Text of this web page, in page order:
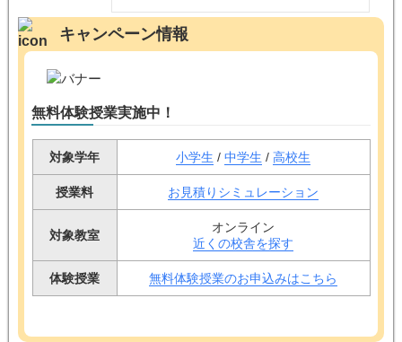
キャンペーン情報
無料体験授業実施中！
対象学年 小学生 / 中学生 / 高校生
授業料 お見積りシミュレーション
対象教室
オンライン
近くの校舎を探す
体験授業 無料体験授業のお申込みはこちら